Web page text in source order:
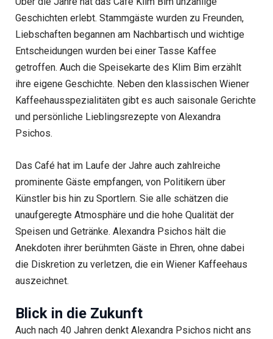
Geschichten erlebt. Stammgäste wurden zu Freunden,
Liebschaften begannen am Nachbartisch und wichtige
Entscheidungen wurden bei einer Tasse Kaffee
getroffen. Auch die Speisekarte des Klim Bim erzählt
ihre eigene Geschichte. Neben den klassischen Wiener
Kaffeehausspezialitäten gibt es auch saisonale Gerichte
und persönliche Lieblingsrezepte von Alexandra
Psichos.
Das Café hat im Laufe der Jahre auch zahlreiche
prominente Gäste empfangen, von Politikern über
Künstler bis hin zu Sportlern. Sie alle schätzen die
unaufgeregte Atmosphäre und die hohe Qualität der
Speisen und Getränke. Alexandra Psichos hält die
Anekdoten ihrer berühmten Gäste in Ehren, ohne dabei
die Diskretion zu verletzen, die ein Wiener Kaffeehaus
auszeichnet.
Blick in die Zukunft
Auch nach 40 Jahren denkt Alexandra Psichos nicht ans